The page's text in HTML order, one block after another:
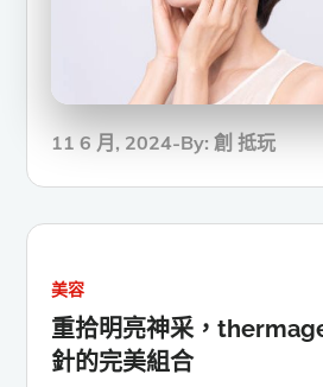
Posted
11 6 月, 2024 By:創 抵玩
美容
重拾明亮神采，
針的完美組合